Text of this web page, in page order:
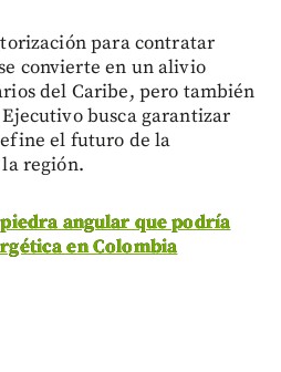
para contratar
convierte en un alivio
del Caribe, pero también
busca garantizar
el futuro de la
región.
angular que podría
en Colombia